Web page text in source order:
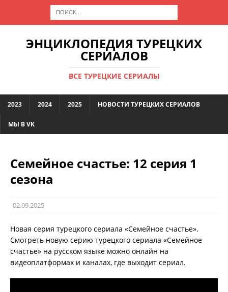
ЭНЦИКЛОПЕДИЯ ТУРЕЦКИХ
СЕРИАЛОВ
ВСЕ ТУРЕЦКИЕ СЕРИАЛЫ
2023 2024 2025 НОВОСТИ ТУРЕЦКИХ СЕРИАЛОВ
МЫ В VK
Семейное счастье: 12 серия 1
сезона
02.09.2025
Новая серия турецкого сериала «Семейное счастье».
Смотреть новую серию турецкого сериала «Семейное
счастье» на русском языке можно онлайн на
видеоплатформах и каналах, где выходит сериал.